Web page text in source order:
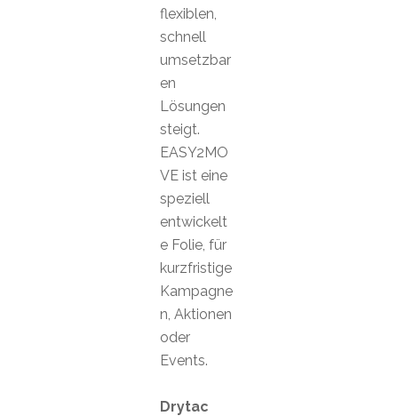
flexiblen,
schnell
umsetzbar
en
Lösungen
steigt.
EASY2MO
VE ist eine
speziell
entwickelt
e Folie, für
kurzfristige
Kampagne
n, Aktionen
oder
Events.
Drytac